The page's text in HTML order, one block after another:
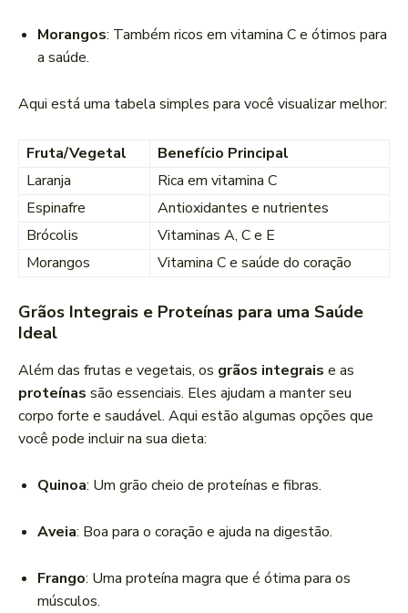
Morangos: Também ricos em vitamina C e ótimos para
a saúde.
Aqui está uma tabela simples para você visualizar melhor:
Fruta/Vegetal
Benefício Principal
Laranja
Rica em vitamina C
Espinafre
Antioxidantes e nutrientes
Brócolis
Vitaminas A, C e E
Morangos
Vitamina C e saúde do coração
Grãos Integrais e Proteínas para uma Saúde
Ideal
Além das frutas e vegetais, os grãos integrais e as
proteínas são essenciais. Eles ajudam a manter seu
corpo forte e saudável. Aqui estão algumas opções que
você pode incluir na sua dieta:
Quinoa: Um grão cheio de proteínas e fibras.
Aveia: Boa para o coração e ajuda na digestão.
Frango: Uma proteína magra que é ótima para os
músculos.